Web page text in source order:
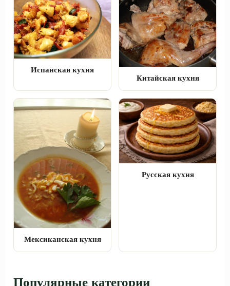
Испанская кухня
Китайская кухня
Мексиканская кухня
Русская кухня
Популярные категории